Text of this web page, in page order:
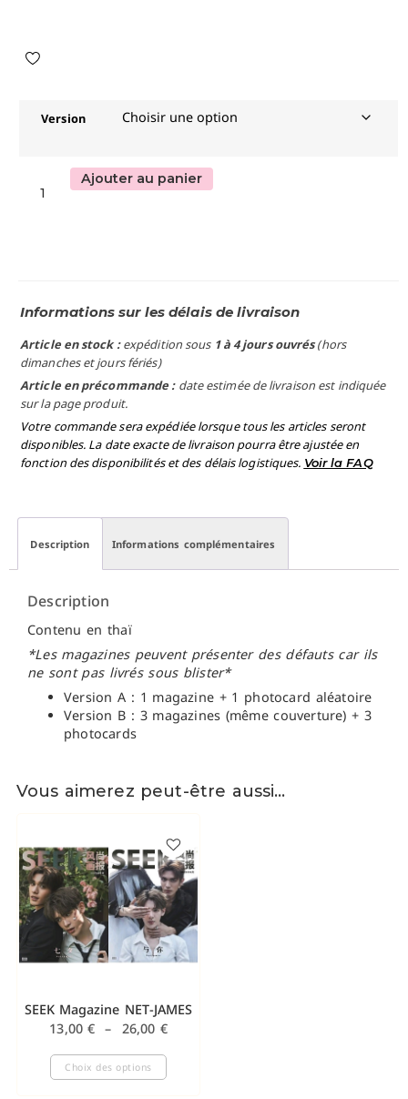
Version
Ajouter au panier
Informations sur les délais de livraison
Article en stock :expédition sous 1 à 4 jours ouvrés(hors
dimanches et jours fériés)
Article en précommande : date estimée de livraison est indiquée
sur la page produit.
Votre commande sera expédiée lorsque tous les articles seront
disponibles. La date exacte de livraison pourra être ajustée en
fonction des disponibilités et des délais logistiques. Voir la FAQ
Description Informations complémentaires
Description
Contenu en thaï
*Les magazines peuvent présenter des défauts car ils
ne sont pas livrés sous blister*
Version A : 1 magazine + 1 photocard aléatoire
Version B : 3 magazines (même couverture) + 3
photocards
Vous aimerez peut-être aussi…
SEEK Magazine NET-JAMES
13,00€ – 26,00 €
Choix des options